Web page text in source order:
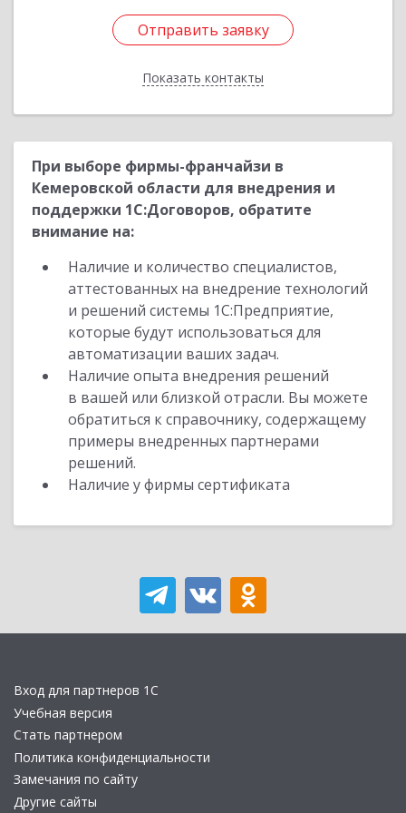
Отправить заявку
Показать контакты
Отправить заявку
Назад
При выборе фирмы-франчайзи в
Кемеровской области для внедрения и
поддержки 1С:Договоров, обратите
внимание на:
Наличие и количество специалистов,
аттестованных на внедрение технологий
и решений системы 1С:Предприятие,
которые будут использоваться для
автоматизации ваших задач.
Наличие опыта внедрения решений
в вашей или близкой отрасли. Вы можете
обратиться к справочнику, содержащему
примеры внедренных партнерами
решений.
Наличие у фирмы сертификата
Вход для партнеров 1С
Учебная версия
Стать партнером
Политика конфиденциальности
Замечания по сайту
Другие сайты